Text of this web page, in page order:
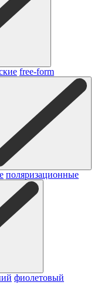
free-form
поляризационные
фиолетовый